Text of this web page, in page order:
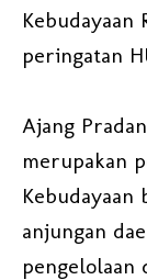
Kebudayaan
peringatan
Ajang
merupakan
Kebudayaan
anjungan
pengelolaan